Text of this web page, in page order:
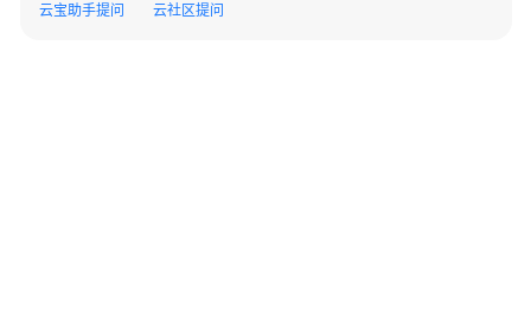
云宝助手提问
云社区提问